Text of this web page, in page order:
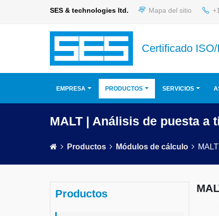
SES & technologies ltd. Mapa del sitio
Certificado
EMPRESA PRODUCTOS SERVICIOS
MALT | Análisis de puesta a
Productos Módulos de cálculo MALT
Productos